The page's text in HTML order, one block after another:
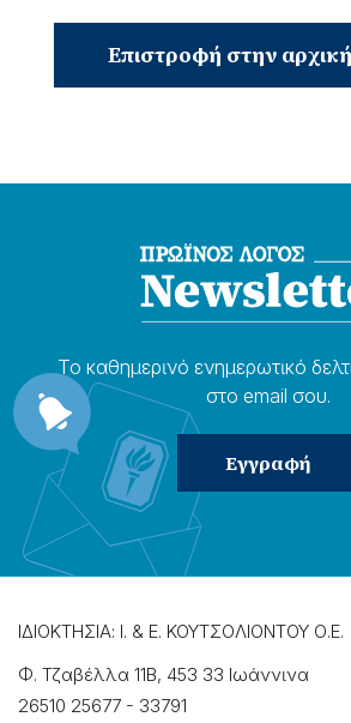
Επιστροφή στην
Το καθημερɩνό ενημερωτɩκό
στο email σου.
ΙΔΙΟΚΤΗΣΙΑ: Ι. & Ε. ΚΟΥΤΣΟΛΙΟΝΤΟΥ Ο.Ε.
Φ. Τζαβέλλα 11Β, 453 33 Ιωάννɩνα
26510 25677 - 33791